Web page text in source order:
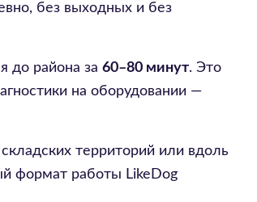
без выходных и без
до района за 60–80 минут. Это
на оборудовании —
территорий или вдоль
формат работы LikeDog